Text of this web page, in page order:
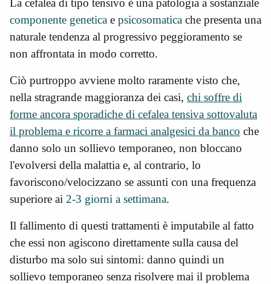
La cefalea di tipo tensivo è una patologia a sostanziale
componente genetica e psicosomatica che presenta una
naturale tendenza al progressivo peggioramento se
non affrontata in modo corretto.
Ciò purtroppo avviene molto raramente visto che,
nella stragrande maggioranza dei casi, chi soffre di
forme ancora sporadiche di cefalea tensiva sottovaluta
il problema e ricorre a farmaci analgesici da banco che
danno solo un sollievo temporaneo, non bloccano
l'evolversi della malattia e, al contrario, lo
favoriscono/velocizzano se assunti con una frequenza
superiore ai 2-3 giorni a settimana.
Il fallimento di questi trattamenti è imputabile al fatto
che essi non agiscono direttamente sulla causa del
disturbo ma solo sui sintomi: danno quindi un
sollievo temporaneo senza risolvere mai il problema